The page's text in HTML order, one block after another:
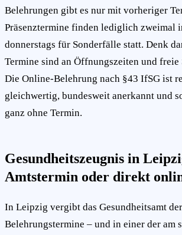
Belehrungen gibt es nur mit vorheriger
Präsenztermine finden lediglich zweimal
donnerstags für Sonderfälle statt. Denk
Termine sind an Öffnungszeiten und freie
Die Online-Belehrung nach §43 IfSG ist
gleichwertig, bundesweit anerkannt und
ganz ohne Termin.
Gesundheitszeugnis in
Amtstermin oder direkt
In Leipzig vergibt das Gesundheitsamt
Belehrungstermine – und in einer der am